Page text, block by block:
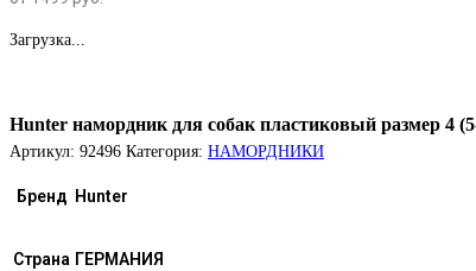
Загрузка...
Hunter намордник для собак пластиковый размер 4
Артикул: 92496 Категория: НАМОРДНИКИ
Бренд Hunter
Страна ГЕРМАНИЯ